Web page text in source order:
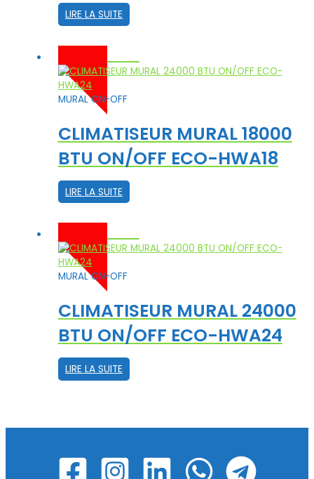
LIRE LA SUITE
MURAL ON-OFF
CLIMATISEUR MURAL 18000
BTU ON/OFF ECO-HWA18
LIRE LA SUITE
MURAL ON-OFF
CLIMATISEUR MURAL 24000
BTU ON/OFF ECO-HWA24
LIRE LA SUITE